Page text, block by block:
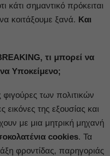
κάτι σημαντικό πρόκειται
κοιτάξουμε ξανά. Και
τι μπορεί να
Υποκείμενο;
φιγούρες των πολιτικών
εικόνες της εξουσίας και
με μια μητρική μηχανή
cookies. Τα
φροντίδας, παρηγοριάς